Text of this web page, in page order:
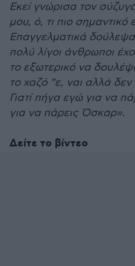
Εκεί γνώρισα τον
μου, ό, τι πιο
Επαγγελματικά
πολύ λίγοι άνθρωποι
το εξωτερικό να
το χαζό “ε, ναι αλλά
Γιατί πήγα εγώ για να
για να πάρεις Όσκαρ».
Δείτε το βίντεο